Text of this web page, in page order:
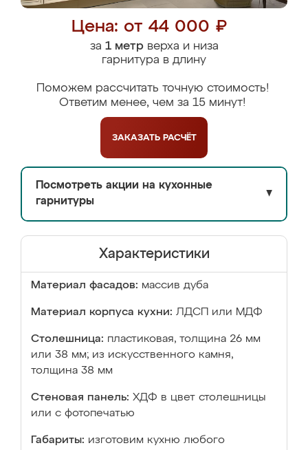
Цена: от 44 000 ₽
за 1 метрверха и низа
гарнитура в длину
Поможем рассчитать точную стоимость!
Ответим менее, чем за 15 минут!
ЗАКАЗАТЬ РАСЧЁТ
Посмотреть акции на кухонные
гарнитуры
▼
Характеристики
Материал фасадов: массив дуба
Материал корпуса кухни: ЛДСП или МДФ
Столешница: пластиковая, толщина 26 мм
или 38 мм; из искусственного камня,
толщина 38 мм
Стеновая панель: ХДФ в цвет столешницы
или с фотопечатью
Габариты: изготовим кухню любого